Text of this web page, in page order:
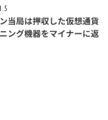
当局は押収した仮想通貨
ング機器をマイナーに返